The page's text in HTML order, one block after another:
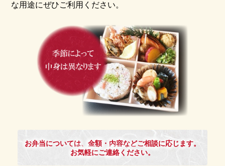
な用途にぜひご利用ください。
お弁当については、金額・内容などご相談に応じます。
お気軽にご連絡ください。